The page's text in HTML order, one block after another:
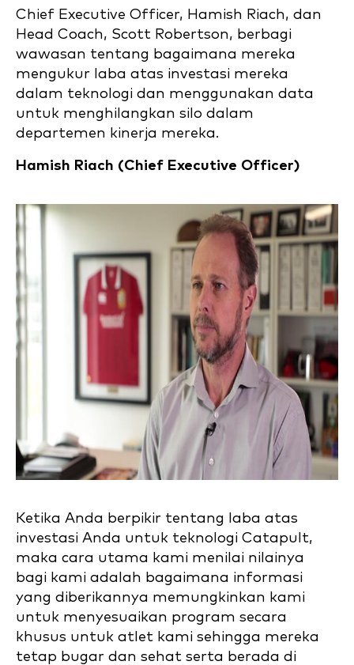
Chief Executive Officer, Hamish Riach, dan
Head Coach, Scott Robertson, berbagi
wawasan tentang bagaimana mereka
mengukur laba atas investasi mereka
dalam teknologi dan menggunakan data
untuk menghilangkan silo dalam
departemen kinerja mereka.
Hamish Riach (Chief Executive Officer)
Ketika Anda berpikir tentang laba atas
investasi Anda untuk teknologi Catapult,
maka cara utama kami menilai nilainya
bagi kami adalah bagaimana informasi
yang diberikannya memungkinkan kami
untuk menyesuaikan program secara
khusus untuk atlet kami sehingga mereka
tetap bugar dan sehat serta berada di